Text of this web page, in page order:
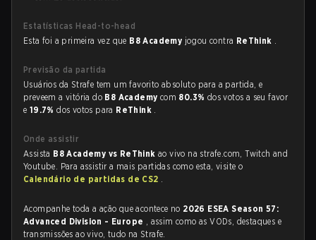
Estatísticas Head-to-head
Esta foi a primeira vez que B8 Academy jogou contra ReThink .
Previsão da partida
Usuários da Strafe tem um favorito absoluto para a partida, e
preveem a vitória do B8 Academy com 80.3% dos votos a seu favor
e 19.7%dos votos para ReThink .
Onde assistir
Assista B8 Academy vs ReThinkao vivo na strafe.com, Twitch and
Youtube. Para assistir a mais partidas como esta, visite o
Calendário de partidas de CS2 .
Acompanhe toda a ação que acontece no 2026 ESEA Season 57:
Advanced Division - Europe , assim como as VODs, destaques e
transmissões ao vivo, tudo na Strafe.